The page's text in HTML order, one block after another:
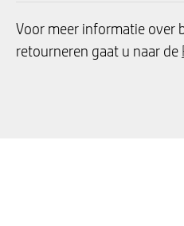
Voor meer informatie over
retourneren gaat u naar de